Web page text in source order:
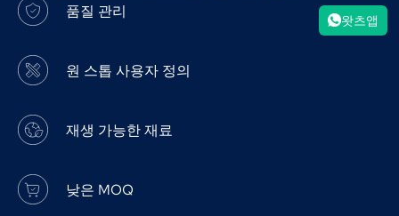
품질 관리
원 스톱 사용자 정의
재생 가능한 재료
낮은 MOQ
왓츠앱